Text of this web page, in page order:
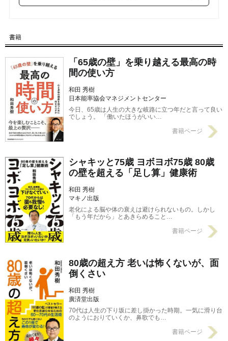
【第7回】 老化防止は日記を書くこと…「書くことが何もな
【第6回】 「意欲がなくなってきた」体力の衰えより怖い感情の
書籍
「65歳の壁」を乗り越える最高の時
間の使い方
和田 秀樹
日本能率協会マネジメントセンター
今日、65歳は人生の大きな岐路に立つ年だと言って良い
でしょう。 「働いたほうがいい…
書籍ページ
シャキッと75歳 ヨボヨボ75歳 80歳
の壁を超える「足し算」健康術
和田 秀樹
マキノ出版
老化による脳や体の衰えは避けられないもの。しかし
「もう年だから」とあきらめること…
書籍ページ
80歳の超え方 老いは怖くないが、面
倒くさい
和田 秀樹
廣済堂出版
70代は人生の下り坂に差し掛かった時期。一気に滑り台
のようにおりていくか、鼻歌でも…
書籍ページ